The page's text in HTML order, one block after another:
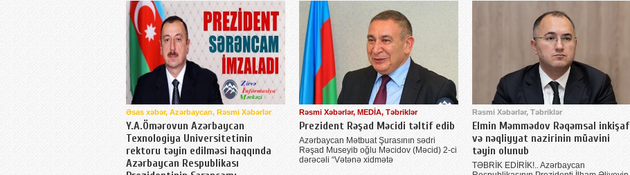
Əsas xəbər, Azərbaycan, Rəsmi Xəbərlər
Y.A.Ömərovun Azərbaycan
Texnologiya Universitetinin
rektoru təyin edilməsi haqqında
Azərbaycan Respublikası
Rəsmi Xəbərlər, MEDİA, Təbriklər
Prezident Rəşad Məcidi təltif edib
Azərbaycan Mətbuat Şurasının sədri
Rəşad Museyib oğlu Məcidov (Məcid) 2-ci
dərəcəli “Vətənə xidmətə
Rəsmi Xəbərlər, Təbriklər
Elmin Məmmədov Rəqəmsal inkişaf
və nəqliyyat nazirinin müavini
təyin olunub
TƏBRİK EDİRİK!.. Azərbaycan